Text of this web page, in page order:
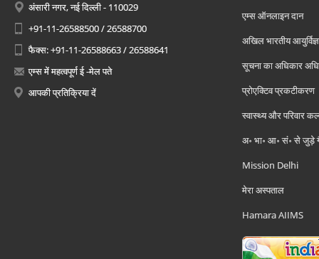
अंसारी नगर, नई दिल्ली - 110029
+91-11-26588500 / 26588700
फैक्स: +91-11-26588663 / 26588641
एम्स में महत्वपूर्ण ई -मेल पते
आपकी प्रतिक्रिया दें
एम्स ऑनलाइन दान
अखिल भारतीय
सूचना का अधिकार
प्रोएक्टिव प्रकटीकरण
स्वास्थ्य और परिवार
अ॰ भा॰ आ॰ सं॰ से जुड़े
Mission Delhi
मेरा अस्पताल
Hamara AIIMS